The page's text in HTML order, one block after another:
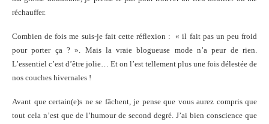
réchauffer.
Combien de fois me suis-je fait cette réflexion : « il fait pas un peu froid
pour porter ça ? ». Mais la vraie blogueuse mode n’a peur de rien.
L’essentiel c’est d’être jolie… Et on l’est tellement plus une fois délestée de
nos couches hivernales !
Avant que certain(e)s ne se fâchent, je pense que vous aurez compris que
tout cela n’est que de l’humour de second degré. J’ai bien conscience que